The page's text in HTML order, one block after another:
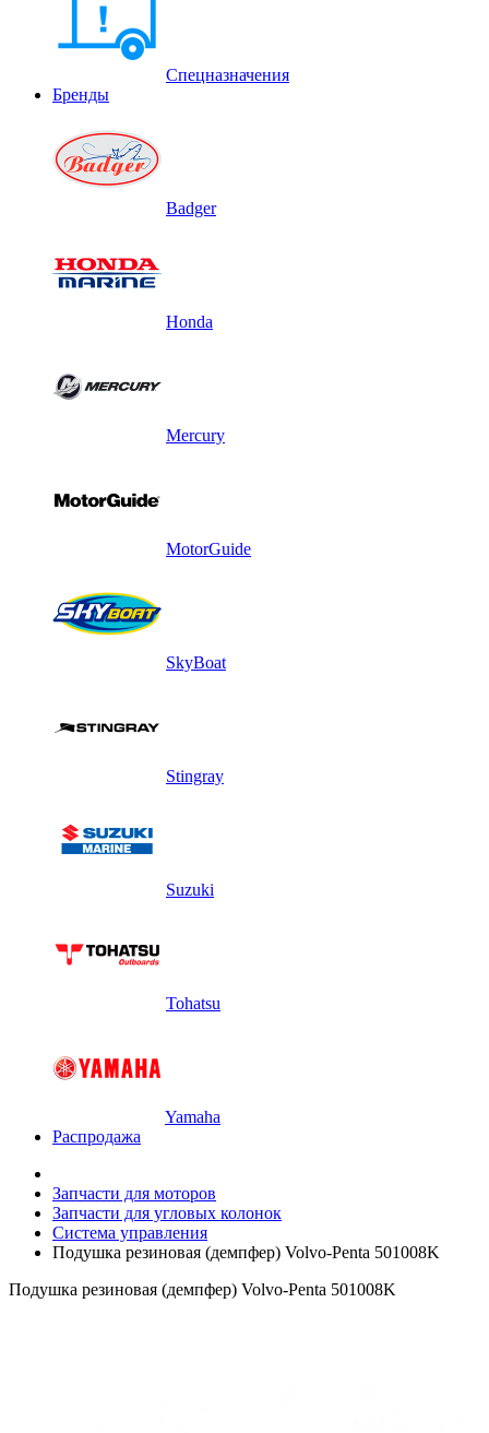
Спецназначения
Бренды
Badger
Honda
Mercury
MotorGuide
SkyBoat
Stingray
Suzuki
Tohatsu
Yamaha
Распродажа
Запчасти для моторов
Запчасти для угловых колонок
Система управления
Подушка резиновая (демпфер) Volvo-Penta 501008K
Подушка резиновая (демпфер) Volvo-Penta 501008K